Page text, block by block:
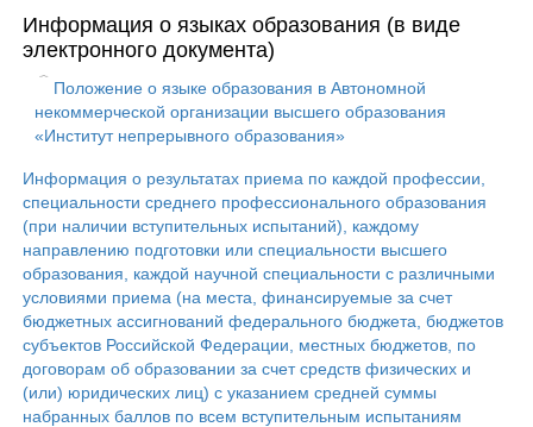
Информация о языках образования (в виде
электронного документа)
Положение о языке образования в Автономной
некоммерческой организации высшего образования
«Институт непрерывного образования»
Информация о результатах приема по каждой профессии,
специальности среднего профессионального образования
(при наличии вступительных испытаний), каждому
направлению подготовки или специальности высшего
образования, каждой научной специальности с различными
условиями приема (на места, финансируемые за счет
бюджетных ассигнований федерального бюджета, бюджетов
субъектов Российской Федерации, местных бюджетов, по
договорам об образовании за счет средств физических и
(или) юридических лиц) с указанием средней суммы
набранных баллов по всем вступительным испытаниям